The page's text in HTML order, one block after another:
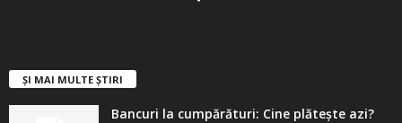
ȘI MAI MULTE ȘTIRI
Bancuri la cumpărături: Cine plătește azi?